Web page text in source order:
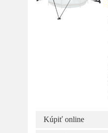
Kúpiť online